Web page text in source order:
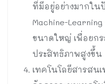
ที่มีอยู่อย่างมากใน
Machine-
ขนาดใหญ่ เพื่อยก
ประสิทธิภาพสูงขึ้น
เทคโนโลยีสารสน